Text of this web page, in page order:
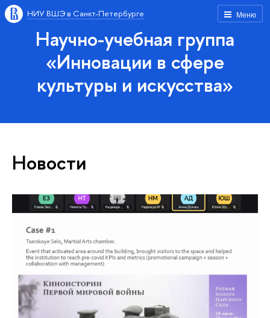
Меню
НИУ ВШЭ в Санкт-Петербурге
Научно-учебная группа
«Инновации в сфере
культуры и искусства»
Новости